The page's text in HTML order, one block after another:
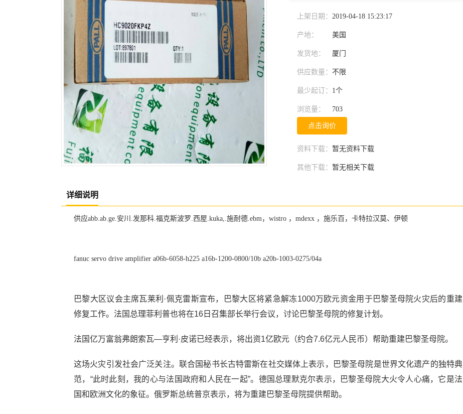
上架日期： 2019-04-18 15:23:17
产地： 美国
发货地： 厦门
供应数量： 不限
最少起订： 1个
浏览量： 703
点击询价
资料下载： 暂无资料下载
其他下载： 暂无相关下载
详细说明
供应abb.ab.ge.安川.发那科.福克斯波罗.西屋.kuka,.施耐德.ebm，wistro ，mdexx ，施乐百，卡特拉汉莫、伊顿
fanuc servo drive amplifier a06b-6058-h225 a16b-1200-0800/10b a20b-1003-0275/04a
巴黎大区议会主席瓦莱利·佩克雷斯宣布，巴黎大区将紧急解冻1000万欧元资金用于巴黎圣母院火灾后的重建
修复工作。法国总理菲利普也将在16日召集部长举行会议，讨论巴黎圣母院的修复计划。
法国亿万富翁弗朗索瓦—亨利·皮诺已经表示，将出资1亿欧元（约合7.6亿元人民币）帮助重建巴黎圣母院。
这场火灾引发社会广泛关注。联合国秘书长古特雷斯在社交媒体上表示，巴黎圣母院是世界文化遗产的独特典
范，“此时此刻，我的心与法国政府和人民在一起”。德国总理默克尔表示，巴黎圣母院大火令人心痛，它是法
国和欧洲文化的象征。俄罗斯总统普京表示，将为重建巴黎圣母院提供帮助。